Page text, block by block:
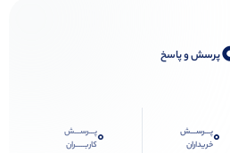
پرسش و پاسخ
0پـــرســـش
خریداران
0پـــرســـش
کاربـــــران